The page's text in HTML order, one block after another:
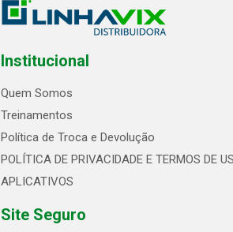
Institucional
Quem Somos
Treinamentos
Política de Troca e Devolução
POLÍTICA DE PRIVACIDADE E TERMOS DE
APLICATIVOS
Site Seguro